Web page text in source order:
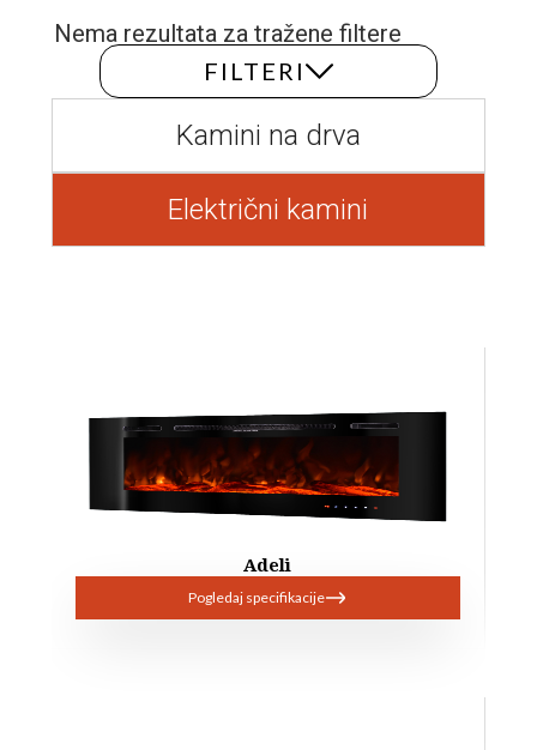
Kamini na drva
Električni kamini
Adeli
Pogledaj specifikacije
Nema rezultata za tražene filtere
FILTERI
Text Link